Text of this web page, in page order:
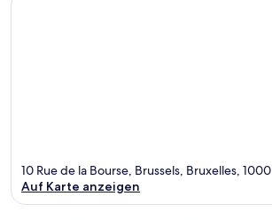
10 Rue de la Bourse, Brussels, Bruxelles, 1000
Auf Karte anzeigen